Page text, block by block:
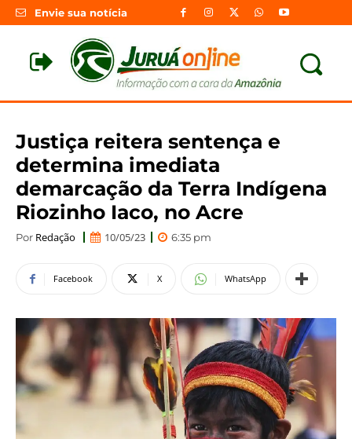
Envie sua notícia
Justiça reitera sentença e
determina imediata
demarcação da Terra Indígena
Riozinho Iaco, no Acre
Por Redação 10/05/23 6:35 pm
Facebook X WhatsApp